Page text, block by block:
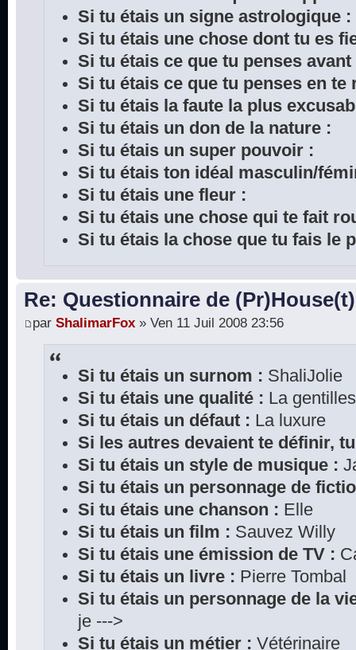
Si tu étais un signe astrologique :
Si tu étais une chose dont tu es
Si tu étais ce que tu penses
Si tu étais ce que tu penses en te
Si tu étais la faute la plus
Si tu étais un don de la nature :
Si tu étais un super pouvoir :
Si tu étais ton idéal masculin/
Si tu étais une fleur :
Si tu étais une chose qui te fait
Si tu étais la chose que tu fais le
Re: Questionnaire de (Pr)House(t)
par ShalimarFox » Ven 11 Juil 2008 23:56
Si tu étais un surnom : ShaliJolie
Si tu étais une qualité : La
Si tu étais un défaut : La luxure
Si les autres devaient te définir,
Si tu étais un style de musique :
Si tu étais un personnage de
Si tu étais une chanson : Elle
Si tu étais un film : Sauvez Willy
Si tu étais une émission de TV :
Si tu étais un livre : Pierre Tombal
Si tu étais un personnage de la
je --->
Si tu étais un métier : Vétérinaire